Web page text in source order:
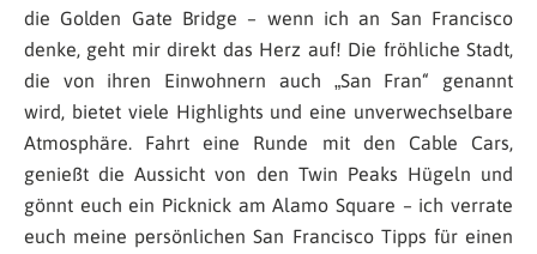
die Golden Gate Bridge – wenn ich an San Francisco
denke, geht mir direkt das Herz auf! Die fröhliche Stadt,
die von ihren Einwohnern auch „San Fran“ genannt
wird, bietet viele Highlights und eine unverwechselbare
Atmosphäre. Fahrt eine Runde mit den Cable Cars,
genießt die Aussicht von den Twin Peaks Hügeln und
gönnt euch ein Picknick am Alamo Square – ich verrate
euch meine persönlichen San Francisco Tipps für einen